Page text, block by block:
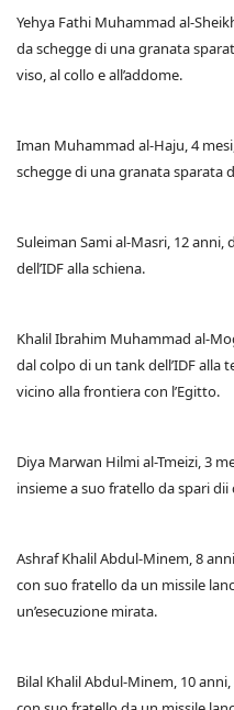
Yehya Fathi Muhammad al-
da schegge di una granata
viso, al collo e all’addome.
Iman Muhammad al-Haju, 4
schegge di una granata sparata
Suleiman Sami al-Masri, 12 anni,
dell’IDF alla schiena.
Khalil Ibrahim Muhammad al-
dal colpo di un tank dell’IDF alla
vicino alla frontiera con l’Egitto.
Diya Marwan Hilmi al-Tmeizi, 3
insieme a suo fratello da spari
Ashraf Khalil Abdul-Minem, 8
con suo fratello da un missile
un’esecuzione mirata.
Bilal Khalil Abdul-Minem, 10